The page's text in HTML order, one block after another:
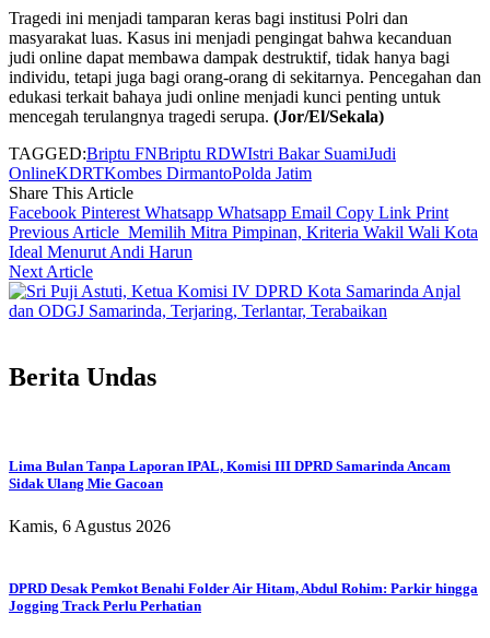
Tragedi ini menjadi tamparan keras bagi institusi Polri dan
masyarakat luas. Kasus ini menjadi pengingat bahwa kecanduan
judi online dapat membawa dampak destruktif, tidak hanya bagi
individu, tetapi juga bagi orang-orang di sekitarnya. Pencegahan dan
edukasi terkait bahaya judi online menjadi kunci penting untuk
mencegah terulangnya tragedi serupa. (Jor/El/Sekala)
TAGGED:Briptu FNBriptu RDWIstri Bakar SuamiJudi
OnlineKDRTKombes DirmantoPolda Jatim
Share This Article
Facebook Pinterest Whatsapp Whatsapp Email Copy Link Print
Previous Article Memilih Mitra Pimpinan, Kriteria Wakil Wali Kota
Ideal Menurut Andi Harun
Next Article
Anjal
dan ODGJ Samarinda, Terjaring, Terlantar, Terabaikan
Berita Undas
Lima Bulan Tanpa Laporan IPAL, Komisi III DPRD Samarinda Ancam
Sidak Ulang Mie Gacoan
Kamis, 6 Agustus 2026
DPRD Desak Pemkot Benahi Folder Air Hitam, Abdul Rohim: Parkir hingga
Jogging Track Perlu Perhatian